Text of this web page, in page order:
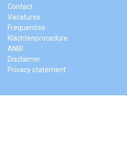
Contact
Vacatures
Frequenties
Klachtenprocedure
ANBI
Disclaimer
Privacy statement